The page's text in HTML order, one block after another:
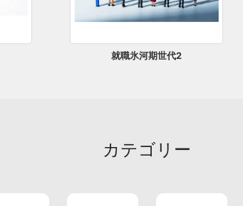
就職氷河期世代2
カテゴリー